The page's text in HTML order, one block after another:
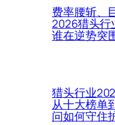
费率腰斩、
2026猎头行
谁在逆势突
猎头行业
从十大榜单
问如何守住